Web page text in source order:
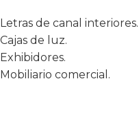
Letras de canal interiores.
Cajas de luz.
Exhibidores.
Mobiliario comercial.